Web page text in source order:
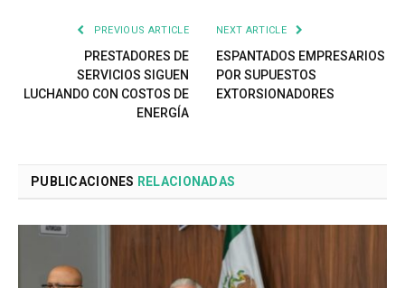
PREVIOUS ARTICLE
PRESTADORES DE
SERVICIOS SIGUEN
LUCHANDO CON COSTOS DE
ENERGÍA
NEXT ARTICLE
ESPANTADOS EMPRESARIOS
POR SUPUESTOS
EXTORSIONADORES
PUBLICACIONES RELACIONADAS